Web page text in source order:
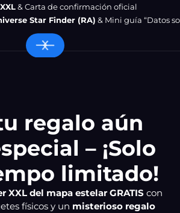
& Carta de confirmación oficial
Star Finder (RA) & Mini guía “Datos
regalo aún
– ¡Solo
limitado!
XXL del mapa estelar GRATIScon
físicos y un misterioso regalo